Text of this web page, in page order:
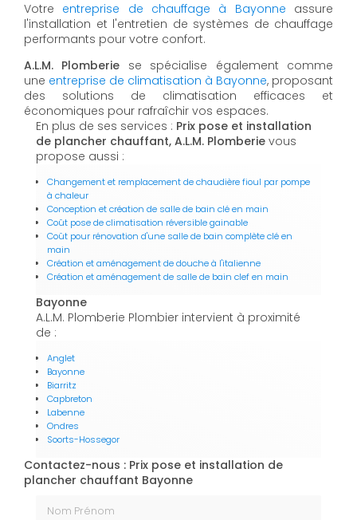
Votre entreprise de chauffage à Bayonne assure
l'installation et l'entretien de systèmes de chauffage
performants pour votre confort.
A.L.M. Plomberie se spécialise également comme
une entreprise de climatisation à Bayonne, proposant
des solutions de climatisation efficaces et
économiques pour rafraîchir vos espaces.
En plus de ses services : Prix pose et installation
de plancher chauffant, A.L.M. Plomberie vous
propose aussi :
Changement et remplacement de chaudière fioul par pompe
à chaleur
Conception et création de salle de bain clé en main
Coût pose de climatisation réversible gainable
Coût pour rénovation d'une salle de bain complète clé en
main
Création et aménagement de douche à l'italienne
Création et aménagement de salle de bain clef en main
Bayonne
A.L.M. Plomberie Plombier intervient à proximité
de :
Anglet
Bayonne
Biarritz
Capbreton
Labenne
Ondres
Soorts-Hossegor
Contactez-nous : Prix pose et installation de
plancher chauffant Bayonne